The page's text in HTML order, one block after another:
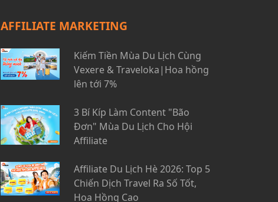
AFFILIATE MARKETING
Kiếm Tiền Mùa Du Lịch Cùng
Vexere & Traveloka|Hoa hồng
lên tới 7%
3 Bí Kíp Làm Content "Bão
Đơn" Mùa Du Lịch Cho Hội
Affiliate
Affiliate Du Lịch Hè 2026: Top 5
Chiến Dịch Travel Ra Số Tốt,
Hoa Hồng Cao